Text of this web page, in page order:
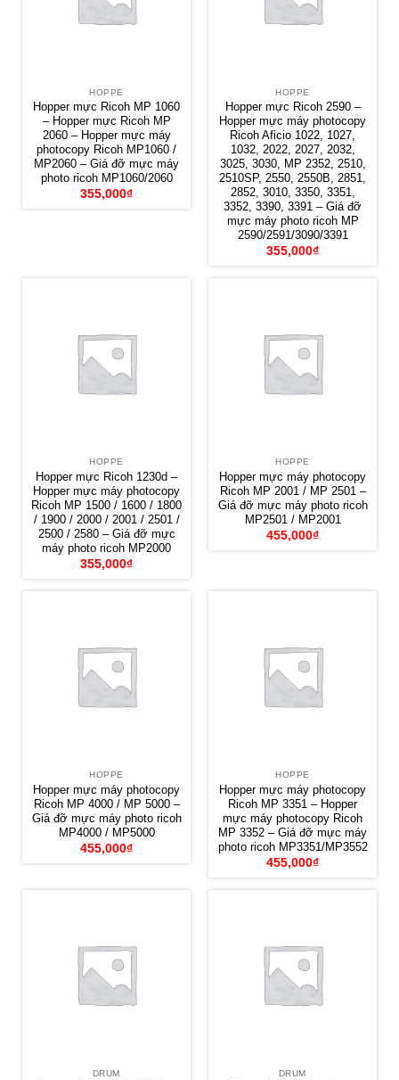
HOPPE
Hopper mực Ricoh MP 1060
– Hopper mực Ricoh MP
2060 – Hopper mực máy
photocopy Ricoh MP1060 /
MP2060 – Giá đỡ mực máy
photo ricoh MP1060/2060
355,000₫
HOPPE
Hopper mực Ricoh 2590 –
Hopper mực máy photocopy
Ricoh Aficio 1022, 1027,
1032, 2022, 2027, 2032,
3025, 3030, MP 2352, 2510,
2510SP, 2550, 2550B, 2851,
2852, 3010, 3350, 3351,
3352, 3390, 3391 – Giá đỡ
mực máy photo ricoh MP
2590/2591/3090/3391
355,000₫
HOPPE
Hopper mực Ricoh 1230d –
Hopper mực máy photocopy
Ricoh MP 1500 / 1600 / 1800
/ 1900 / 2000 / 2001 / 2501 /
2500 / 2580 – Giá đỡ mực
máy photo ricoh MP2000
355,000₫
HOPPE
Hopper mực máy photocopy
Ricoh MP 2001 / MP 2501 –
Giá đỡ mực máy photo ricoh
MP2501 / MP2001
455,000₫
HOPPE
Hopper mực máy photocopy
Ricoh MP 4000 / MP 5000 –
Giá đỡ mực máy photo ricoh
MP4000 / MP5000
455,000₫
HOPPE
Hopper mực máy photocopy
Ricoh MP 3351 – Hopper
mực máy photocopy Ricoh
MP 3352 – Giá đỡ mực máy
photo ricoh MP3351/MP3552
455,000₫
DRUM DRUM